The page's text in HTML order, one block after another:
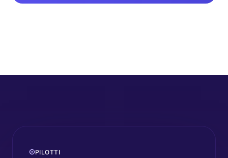
PILOTTI